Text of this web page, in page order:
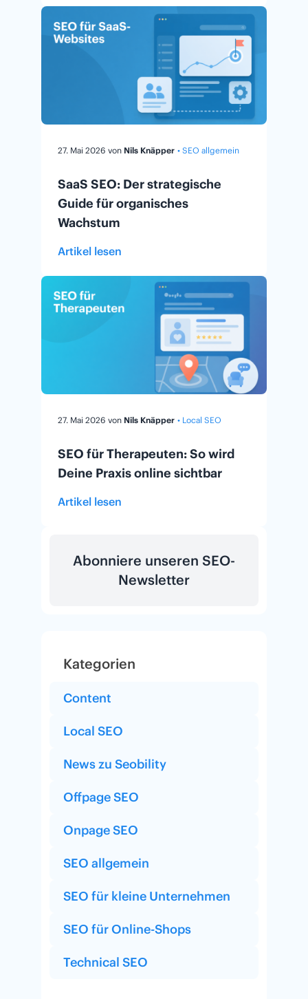
Abonniere unseren SEO-
Newsletter
Kategorien
Content
Local SEO
News zu Seobility
Offpage SEO
Onpage SEO
SEO allgemein
SEO für kleine Unternehmen
SEO für Online-Shops
Technical SEO
27. Mai 2026 von Nils Knäpper • SEO allgemein
SaaS SEO: Der strategische
Guide für organisches
Wachstum
Artikel lesen
27. Mai 2026 von Nils Knäpper • Local SEO
SEO für Therapeuten: So wird
Deine Praxis online sichtbar
Artikel lesen